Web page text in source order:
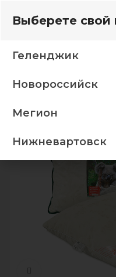
Подушка
Нажмите, чтобы
Выберете свой
Геленджик
Новороссийск
Мегион
Нижневартовск